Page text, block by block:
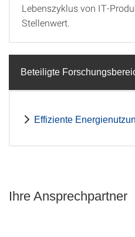
Lebenszyklus von IT-
Stellenwert.
Beteiligte
Effiziente
Ihre Ansprechpartner